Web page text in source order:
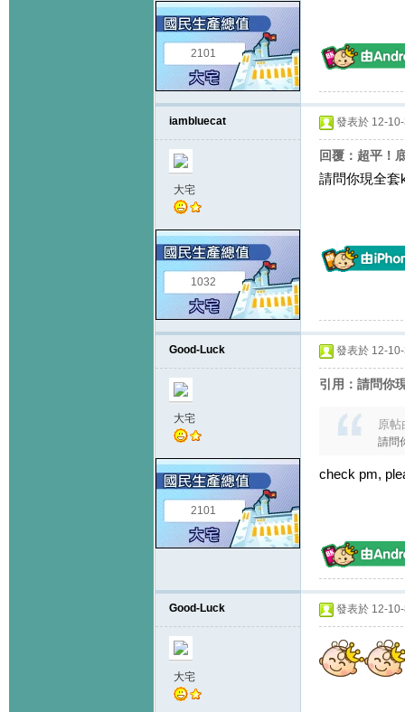
2101
iambluecat
大宅
1032
發表於 12-
回覆：超平！
請問你現全套
Good-Luck
大宅
2101
發表於 12-
引用：請問你
原
請問
check pm,
Good-Luck
大宅
發表於 12-